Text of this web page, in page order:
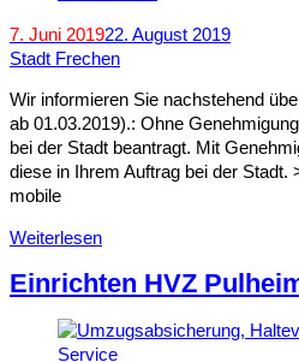
7. Juni 201922. August 2019
Stadt Frechen
Wir informieren Sie nachstehend
ab 01.03.2019).: Ohne
bei der Stadt beantragt. Mit
diese in Ihrem Auftrag bei der Stadt.
mobile
Weiterlesen
Einrichten HVZ